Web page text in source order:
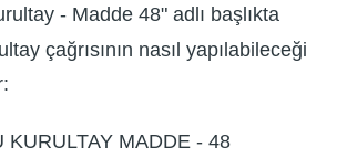
- Madde 48" adlı başlıkta
çağrısının nasıl yapılabileceği
KURULTAY MADDE - 48